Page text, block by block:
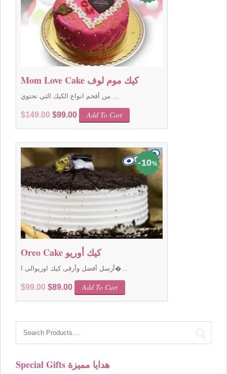
Mom Love Cake كيك موم لوف
من أفخم انواع الكيك التي تحتوي ...
$149.00 Original
$149.00.
$99.00Current
price
$99.00.
Add To Cart
10%
Oreo Cake كيك أوريو
أرسل أفضل وأرقى كيك اوريوالى ا�...
$99.00 Original
$89.00Current
price
Add To Cart
Special Gifts هدايا مميزة